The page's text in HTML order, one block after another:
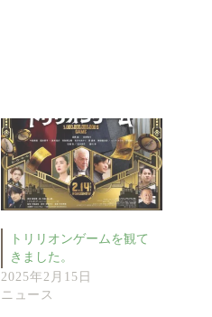
トリリオンゲームを観て
きました。
2025年2月15日
ニュース